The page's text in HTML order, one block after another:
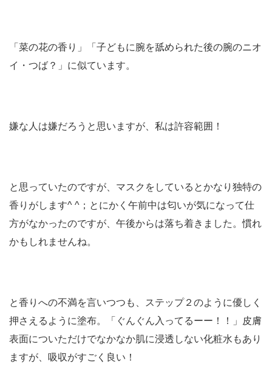
「菜の花の香り」「子どもに腕を舐められた後の腕のニオ
イ・つば？」に似ています。
嫌な人は嫌だろうと思いますが、私は許容範囲！
と思っていたのですが、マスクをしているとかなり独特の
香りがします^ ^；とにかく午前中は匂いが気になって仕
方がなかったのですが、午後からは落ち着きました。慣れ
かもしれませんね。
と香りへの不満を言いつつも、ステップ２のように優しく
押さえるように塗布。「ぐんぐん入ってるーー！！」皮膚
表面についただけでなかなか肌に浸透しない化粧水もあり
ますが、吸収がすごく良い！